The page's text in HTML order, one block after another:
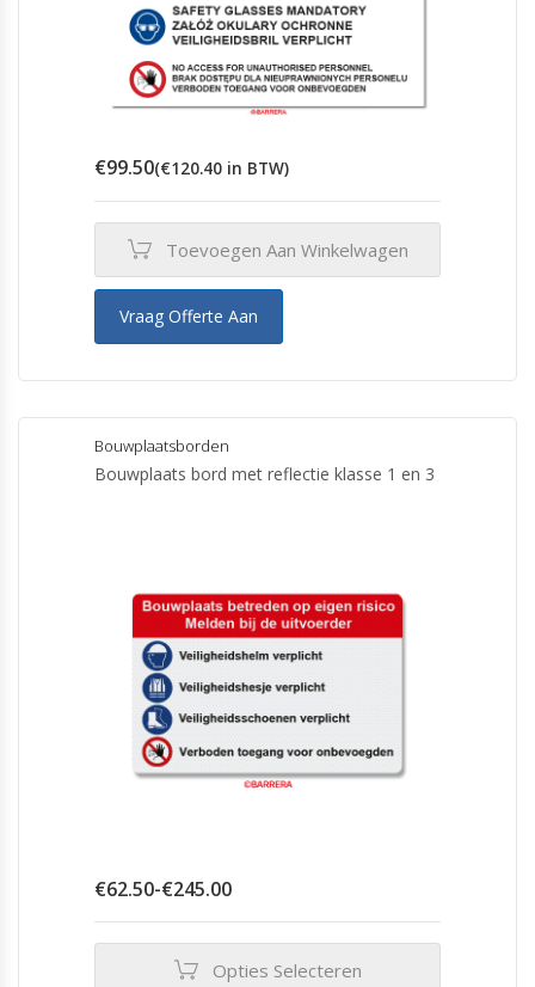
€99.50(€120.40 in BTW)
Toevoegen Aan Winkelwagen
Vraag Offerte Aan
Bouwplaatsborden
Bouwplaats bord met reflectie klasse 1 en 3
€62.50-€245.00Prijsklasse:
€245.00
Opties Selecteren